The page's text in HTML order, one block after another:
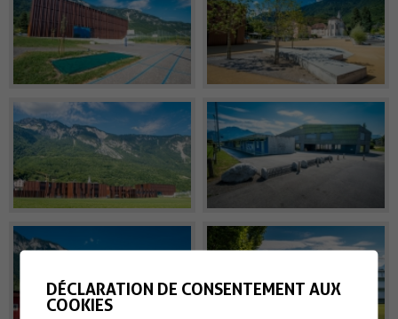
DÉCLARATION DE CONSENTEMENT AUX
COOKIES